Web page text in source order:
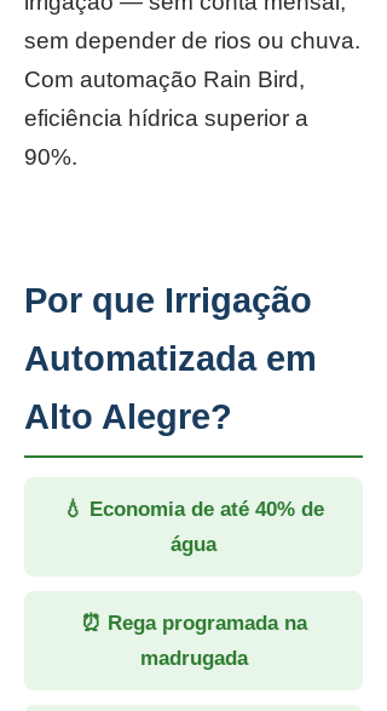
sem depender de rios ou chuva.
Com automação Rain Bird,
eficiência hídrica superior a
90%.
Por que Irrigação
Automatizada em
Alto Alegre?
💧 Economia de até 40% de
água
⏰ Rega programada na
madrugada